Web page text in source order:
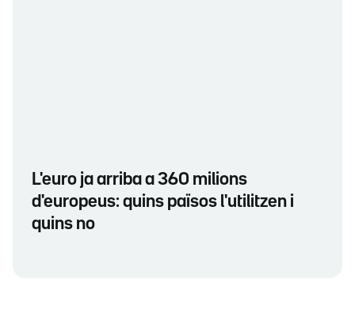
L'euro ja arriba a 360 milions
d'europeus: quins països l'utilitzen i
quins no